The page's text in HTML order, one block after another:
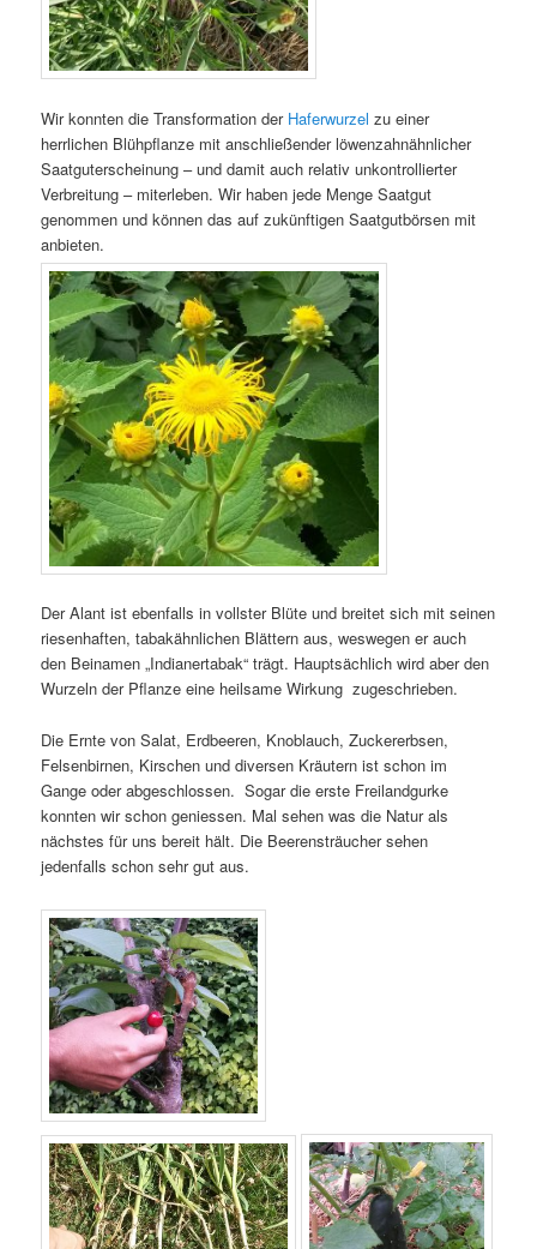
Wir konnten die Transformation der Haferwurzel zu einer
herrlichen Blühpflanze mit anschließender löwenzahnähnlicher
Saatguterscheinung – und damit auch relativ unkontrollierter
Verbreitung – miterleben. Wir haben jede Menge Saatgut
genommen und können das auf zukünftigen Saatgutbörsen mit
anbieten.
Der Alant ist ebenfalls in vollster Blüte und breitet sich mit seinen
riesenhaften, tabakähnlichen Blättern aus, weswegen er auch
den Beinamen „Indianertabak“ trägt. Hauptsächlich wird aber den
Wurzeln der Pflanze eine heilsame Wirkung zugeschrieben.
Die Ernte von Salat, Erdbeeren, Knoblauch, Zuckererbsen,
Felsenbirnen, Kirschen und diversen Kräutern ist schon im
Gange oder abgeschlossen. Sogar die erste Freilandgurke
konnten wir schon geniessen. Mal sehen was die Natur als
nächstes für uns bereit hält. Die Beerensträucher sehen
jedenfalls schon sehr gut aus.